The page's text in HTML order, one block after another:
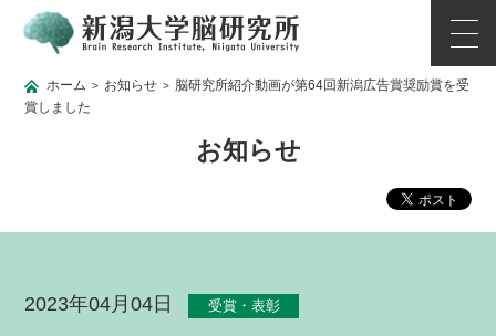
ホーム > お知らせ > 脳研究所紹介動画が第64回新潟広告賞奨励賞を受
賞しました
お知らせ
2023年04月04日 受賞・表彰